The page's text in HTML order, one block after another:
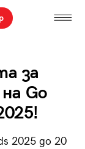
за
Go
2025 до 20